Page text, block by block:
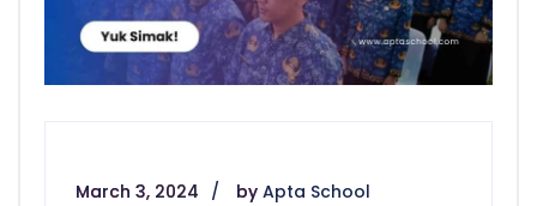
March 3, 2024 by Apta School